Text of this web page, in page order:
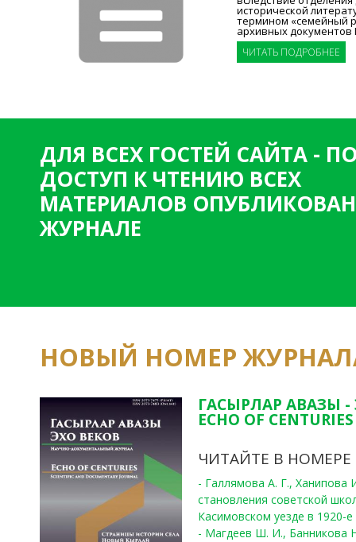
исторической
термином «семейный
архивных документов
ЧИТАТЬ ПОДРОБНЕЕ
ДЛЯ ВСЕХ ГОСТЕЙ САЙТА -
ДОСТУП К ЧТЕНИЮ ВСЕХ
МАТЕРИАЛОВ
ЖУРНАЛЕ
НОВЫЙ НОМЕР
ГАСЫРЛАР АВАЗЫ -
ECHO OF
ЧИТАЙТЕ В НОМЕРЕ
- Галлямова А. Г.,
становления советской
Касимовском уезде в 1920-е
- Магдеев Ш. И., Банникова